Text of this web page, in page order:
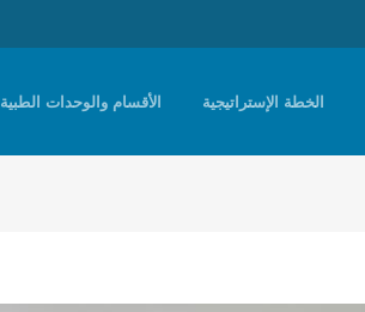
الخطة الإستراتيجية الأقسام والوحدات الطبية